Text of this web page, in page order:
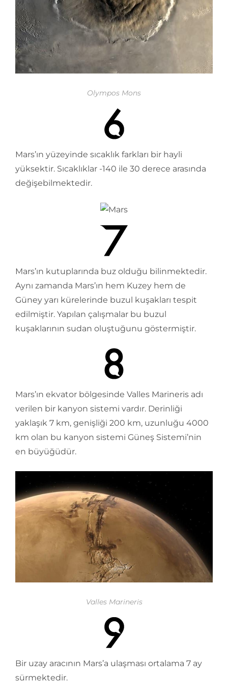
Olympos Mons
Mars’ın yüzeyinde sıcaklık farkları bir hayli
yüksektir. Sıcaklıklar -140 ile 30 derece arasında
değişebilmektedir.
Mars’ın kutuplarında buz olduğu bilinmektedir.
Aynı zamanda Mars’ın hem Kuzey hem de
Güney yarı kürelerinde buzul kuşakları tespit
edilmiştir. Yapılan çalışmalar bu buzul
kuşaklarının sudan oluştuğunu göstermiştir.
Mars’ın ekvator bölgesinde Valles Marineris adı
verilen bir kanyon sistemi vardır. Derinliği
yaklaşık 7 km, genişliği 200 km, uzunluğu 4000
km olan bu kanyon sistemi Güneş Sistemi’nin
en büyüğüdür.
Valles Marineris
Bir uzay aracının Mars’a ulaşması ortalama 7 ay
sürmektedir.